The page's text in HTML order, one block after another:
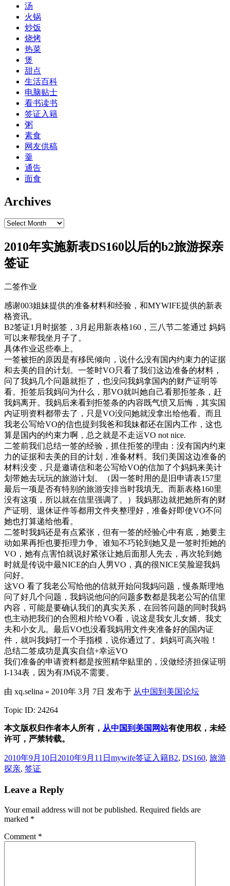
汤
火锅
炒饭
烧烤
热菜
煲
甜点
生活百科
电脑贴士
看书读书
签证入籍
粥
素食
网友供稿
羹
通告
面食
Archives
Archives
2010年实施新表DS160以后的b2旅游探亲
签证
二签作业
感谢003姐妹提供的准备材料和经验，和MYWIFE提供的新表
格资讯。
B2签证1月时据签，3月起用新表格160，三八节二签通过 妈妈
可以来帮我坐月子了。
具体作业迟些奉上。
一签被拒的原因是有移民倾向，说什么没有国内约束力的证据
和去美的目的计划。一签时VO只看了我们这边准备的材料，
问了我妈几个问题就拒了，也没问我妈拿国内的财产证明等
看。拒签后我妈问为什么，那VO就叫她自己看那拒签条，赶
我妈离开。我妈后来看到拒签条的内容既气愤又后悔，其实国
内证明资料都带去了，只是VO没问她就没拿出给他看。而且
我老公写给VO的信也提到我爸和我妹都还在国内工作，这也
算是国内的约束力啊，总之就是不走运VO not nice.
二签前我们总结一签的经验，抓住拒签的理由：没有国内约束
力的证据和去美的目的计划，准备材料。我们美国这边准备的
材料没变，只是邀请信和老公写给VO的信加了个妈妈来美计
划带她去玩玩的旅游计划。（因一签时用的是旧申请表157里
最后一项是否有特别的旅游安排当时我填无。而新表格160里
没有这项，所以就在信里强调了。）我妈那边就把她所有的财
产证明、退休证件等都用文件夹整理好，准备好即使VO不问
她也打算递给他看。
二签时我妈还是有点紧张，但有一签的经验心中有底，她要主
动如果再拒也要拒理力争。谁知不巧轮到她又是一签时拒她的
VO，她有点害怕就说好紧张让她后面那人先去，再次轮到她
时就是传说中最NICE的白人男VO，真的很NICE笑脸迎我妈
问好。
这VO 看了我老公写给他的信就开始问我妈问题，慢条斯理地
问了好几个问题，我妈说他问的问题多数都是我老公写的信里
内容，可能是要确认我们的真实关系，在回答问题的同时我妈
也主动把我们的合照相片给VO看，说这是我女儿女婿、我丈
夫和小女儿。最后VO也没看我妈用文件夹准备好的国内证
件，就叫我妈打一个手指模，说你通过了。妈妈可高兴啦！
总结二签成功是真实自信+幸运VO
我们准备的申请资料都是按照精华贴里的，没做经济担保证明
I-134表，因为有JM说不需要。
由 xq.selina » 2010年 3月 7日 发布于 从中国到美国论坛
Topic ID: 24264
本文版权归作者本人所有， 从中国到美国网站有使用权，未经
许可，严禁转载。
Posted
on
2010年9月10日 2010年9月11日 Author
mywifeCategories
签证入籍Tags
B2, DS160, 旅游
探亲, 签证
Leave a Reply
Your email address will not be published. Required fields are
marked *
Comment *